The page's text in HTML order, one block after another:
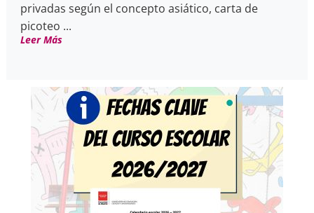
privadas según el concepto asiático, carta de
picoteo ...
Leer Más